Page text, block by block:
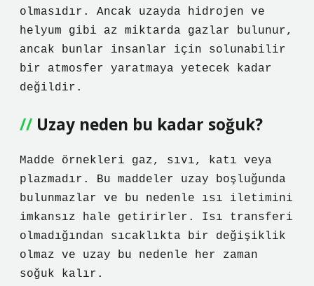
olmasıdır. Ancak uzayda hidrojen ve
helyum gibi az miktarda gazlar bulunur,
ancak bunlar insanlar için solunabilir
bir atmosfer yaratmaya yetecek kadar
değildir.
Uzay neden bu kadar soğuk?
Madde örnekleri gaz, sıvı, katı veya
plazmadır. Bu maddeler uzay boşluğunda
bulunmazlar ve bu nedenle ısı iletimini
imkansız hale getirirler. Isı transferi
olmadığından sıcaklıkta bir değişiklik
olmaz ve uzay bu nedenle her zaman
soğuk kalır.